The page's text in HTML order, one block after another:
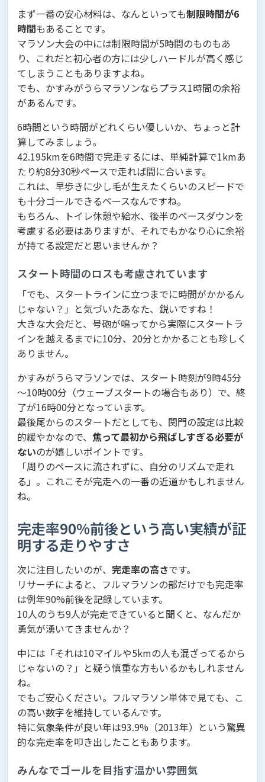
まず一番の安心材料は、なんといっても制限時間が6
時間もあることです。
マラソン大会の中には制限時間が5時間のものもあ
り、これだと初心者の方には少しハードルが高く感じ
てしまうこともありますよね。
でも、かすみがうらマラソンならプラス1時間の余裕
があるんです。
6時間という時間がどれくらい優しいか、ちょっと計
算してみましょう。
42.195kmを6時間で完走するには、単純計算で1kmあ
たり約8分30秒ペースで走れば間に合います。
これは、早歩きに少し毛が生えたくらいのスピードで
も十分ゴールできるペースなんですね。
もちろん、トイレ休憩や給水、後半のペースダウンを
考慮する必要はありますが、それでもかなり心に余裕
が持てる設定だと思いませんか？
スタート時間のロスも考慮されています
「でも、スタートラインに立つまでに時間がかかるん
じゃない？」と気づいたあなた、鋭いですね！
大きな大会だと、号砲が鳴ってから実際にスタートラ
インを越えるまでに10分、20分とかかることも珍しく
ありません。
かすみがうらマラソンでは、スタート時刻が9時45分
～10時00分（ウェーブスタートの場合もあり）で、終
了が16時00分となっています。
最後尾からのスタートだとしても、関門の設定は比較
的緩やかなので、 焦って最初から飛ばしすぎる必要が
ないのが嬉しいポイントです。
「周りのペースに流されずに、自分のリズムで走れ
る」。これこそが完走への一番の近道かもしれません
ね。
完走率90%前後という高い実績が証
明する走りやすさ
次に注目したいのが、 完走率の高さです。
リサーチによると、フルマラソンの部だけでも完走率
は例年90%前後を記録しています。
10人のうち9人が完走できていると聞くと、なんだか
勇気が湧いてきませんか？
中には「それは10マイルや5kmの人も混ざってるから
じゃないの？」と疑う慎重な方もいるかもしれません
ね。
でもご安心ください。フルマラソン単体で見ても、こ
の高い数字を維持しているんです。
特に気象条件が良い年は93.9%（2013年）という驚異
的な完走率を叩き出したこともあります。
みんなでゴールを目指す温かい雰囲気